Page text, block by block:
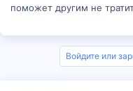
поможет другим не
Войдите или